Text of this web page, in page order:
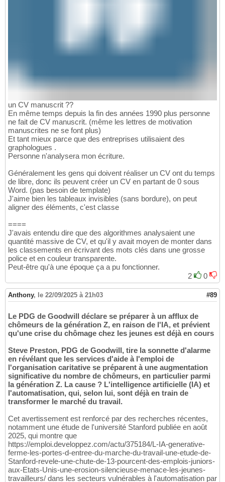
un CV manuscrit ??
En même temps depuis la fin des années 1990 plus personne
ne fait de CV manuscrit. (même les lettres de motivation
manuscrites ne se font plus)
Et tant mieux parce que des entreprises utilisaient des
graphologues .
Personne n'analysera mon écriture.
Généralement les gens qui doivent réaliser un CV ont du temps
de libre, donc ils peuvent créer un CV en partant de 0 sous
Word. (pas besoin de template)
J'aime bien les tableaux invisibles (sans bordure), on peut
aligner des éléments, c'est classe
====
J'avais entendu dire que des algorithmes analysaient une
quantité massive de CV, et qu'il y avait moyen de monter dans
les classements en écrivant des mots clés dans une grosse
police et en couleur transparente.
Peut-être qu'à une époque ça a pu fonctionner.
2
0
Anthony, le 22/09/2025 à 21h03 #89
Le PDG de Goodwill déclare se préparer à un afflux de
chômeurs de la génération Z, en raison de l'IA, et prévient
qu'une crise du chômage chez les jeunes est déjà en cours
Steve Preston, PDG de Goodwill, tire la sonnette d'alarme
en révélant que les services d'aide à l'emploi de
l'organisation caritative se préparent à une augmentation
significative du nombre de chômeurs, en particulier parmi
la génération Z. La cause ? L'intelligence artificielle (IA) et
l'automatisation, qui, selon lui, sont déjà en train de
transformer le marché du travail.
Cet avertissement est renforcé par des recherches récentes,
notamment une étude de l'université Stanford publiée en août
2025, qui montre que
https://emploi.developpez.com/actu/375184/L-IA-generative-
ferme-les-portes-d-entree-du-marche-du-travail-une-etude-de-
Stanford-revele-une-chute-de-13-pourcent-des-emplois-juniors-
aux-Etats-Unis-une-erosion-silencieuse-menace-les-jeunes-
travailleurs/ dans les secteurs vulnérables à l'automatisation par